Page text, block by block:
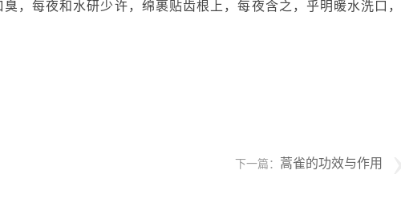
臭，每夜和水研少许，绵裹贴齿根上，每夜含之，乎明暖水洗口
下一篇： 蒿雀的功效与作用